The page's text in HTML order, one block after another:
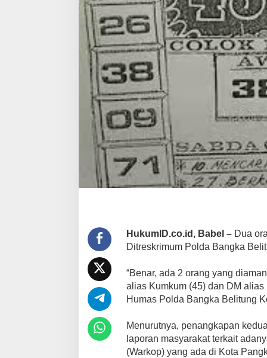
HukumID.co.id, Babel –Dua
Ditreskrimum Polda Bangka
“Benar, ada 2 orang yang
alias Kumkum (45) dan DM
Humas Polda Bangka Belitung
Menurutnya, penangkapan
laporan masyarakat terkait
(Warkop) yang ada di Kota